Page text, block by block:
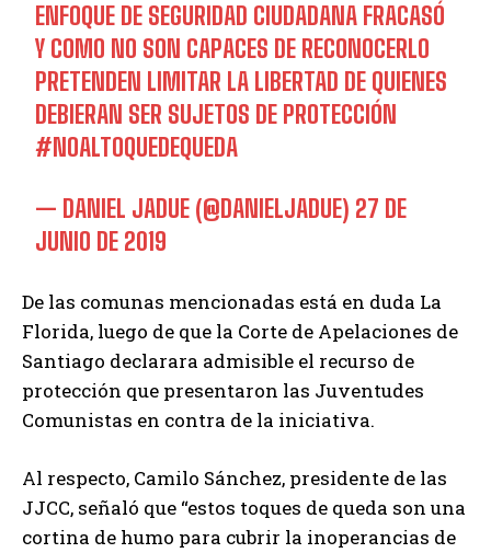
ENFOQUE DE SEGURIDAD CIUDADANA FRACASÓ
Y COMO NO SON CAPACES DE RECONOCERLO
PRETENDEN LIMITAR LA LIBERTAD DE QUIENES
DEBIERAN SER SUJETOS DE PROTECCIÓN
#NOALTOQUEDEQUEDA
— DANIEL JADUE (@DANIELJADUE) 27 DE
JUNIO DE 2019
De las comunas mencionadas está en duda La
Florida, luego de que la Corte de Apelaciones de
Santiago declarara admisible el recurso de
protección que presentaron las Juventudes
Comunistas en contra de la iniciativa.
Al respecto, Camilo Sánchez, presidente de las
JJCC, señaló que “estos toques de queda son una
cortina de humo para cubrir la inoperancias de